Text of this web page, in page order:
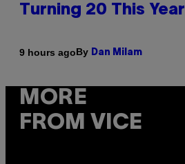
Turning 20 This Year
9 hours agoBy Dan Milam
MORE
FROM VICE